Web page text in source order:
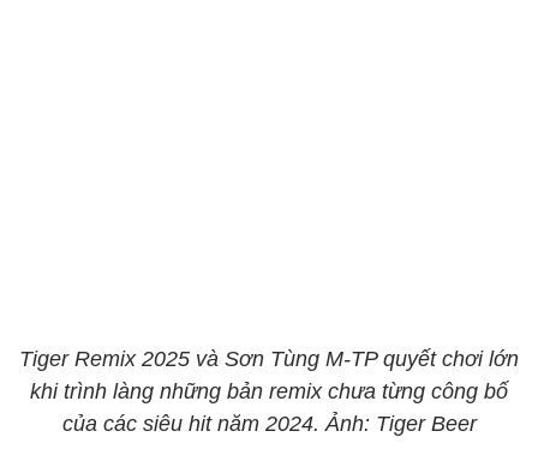
Tiger Remix 2025 và Sơn Tùng M-TP quyết chơi lớn
khi trình làng những bản remix chưa từng công bố
của các siêu hit năm 2024. Ảnh: Tiger Beer